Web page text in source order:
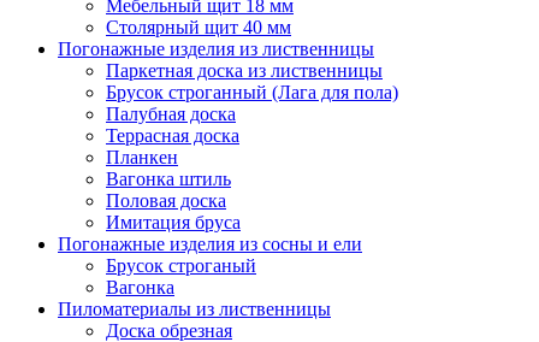
Мебельный щит 18 мм
Столярный щит 40 мм
Погонажные изделия из лиственницы
Паркетная доска из лиственницы
Брусок строганный (Лага для пола)
Палубная доска
Террасная доска
Планкен
Вагонка штиль
Половая доска
Имитация бруса
Погонажные изделия из сосны и ели
Брусок строганый
Вагонка
Пиломатериалы из лиственницы
Доска обрезная